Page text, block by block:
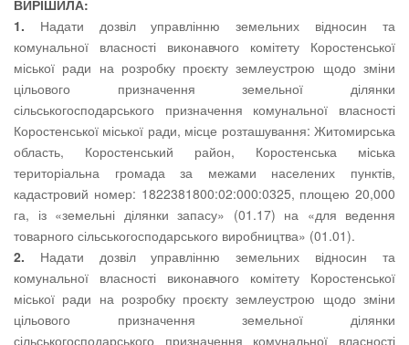
ВИРІШИЛА:
1. Надати дозвіл управлінню земельних відносин та
комунальної власності виконавчого комітету Коростенської
міської ради на розробку проєкту землеустрою щодо зміни
цільового призначення земельної ділянки
сільськогосподарського призначення комунальної власності
Коростенської міської ради, місце розташування: Житомирська
область, Коростенський район, Коростенська міська
територіальна громада за межами населених пунктів,
кадастровий номер: 1822381800:02:000:0325, площею 20,000
га, із «земельні ділянки запасу» (01.17) на «для ведення
товарного сільськогосподарського виробництва» (01.01).
2. Надати дозвіл управлінню земельних відносин та
комунальної власності виконавчого комітету Коростенської
міської ради на розробку проєкту землеустрою щодо зміни
цільового призначення земельної ділянки
сільськогосподарського призначення комунальної власності